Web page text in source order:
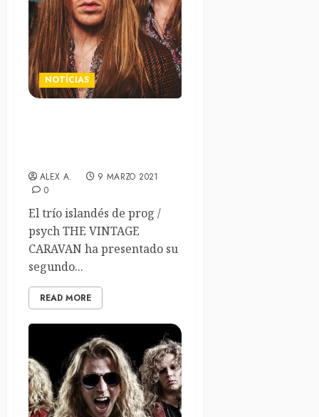
NOTÍCIAS
ALEX A.
9 MARZO 2021
0
El trío islandés de prog /
psych THE VINTAGE
CARAVAN ha presentado su
segundo...
READ MORE